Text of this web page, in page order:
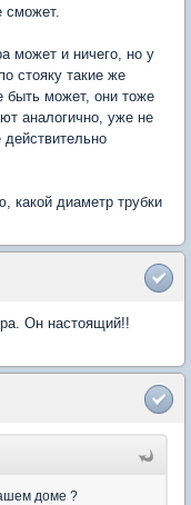
сможет.
может и ничего, но у
стояку такие же
быть может, они тоже
аналогично, уже не
какой диаметр трубки
Он настоящий!!
доме ?